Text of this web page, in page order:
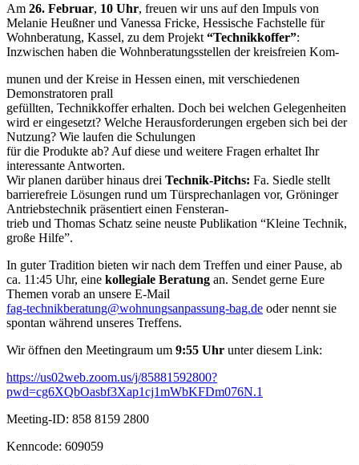
Am 26. Februar, 10 Uhr, freuen wir uns auf den Impuls von
Melanie Heußner und Vanessa Fricke, Hessische Fachstelle für
Wohnberatung, Kassel, zu dem Projekt “Technikkoffer”:
Inzwischen haben die Wohnberatungsstellen der kreisfreien Kom-
munen und der Kreise in Hessen einen, mit verschiedenen
Demonstratoren prall
gefüllten, Technikkoffer erhalten. Doch bei welchen Gelegenheiten
wird er eingesetzt? Welche Herausforderungen ergeben sich bei der
Nutzung? Wie laufen die Schulungen
für die Produkte ab? Auf diese und weitere Fragen erhaltet Ihr
interessante Antworten.
Wir planen darüber hinaus drei Technik-Pitchs: Fa. Siedle stellt
barrierefreie Lösungen rund um Türsprechanlagen vor, Gröninger
Antriebstechnik präsentiert einen Fensteran-
trieb und Thomas Schatz seine neuste Publikation “Kleine Technik,
große Hilfe”.
In guter Tradition bieten wir nach dem Treffen und einer Pause, ab
ca. 11:45 Uhr, eine kollegiale Beratung an. Sendet gerne Eure
Themen vorab an unsere E-Mail
fag-technikberatung@wohnungsanpassung-bag.de oder nennt sie
spontan während unseres Treffens.
Wir öffnen den Meetingraum um 9:55 Uhr unter diesem Link:
https://us02web.zoom.us/j/85881592800?
pwd=cg6XQbOasbf3Xap1cj1mWbKFDm076N.1
Meeting-ID: 858 8159 2800
Kenncode: 609059